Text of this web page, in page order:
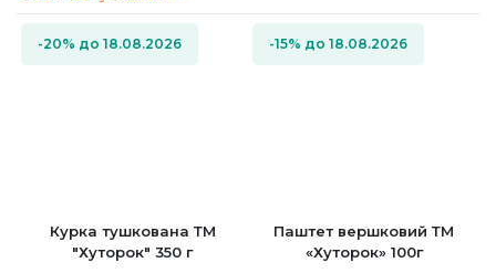
-20% до 18.08.2026
Курка тушкована ТМ
"Хуторок" 350 г
-15% до 18.08.2026
Паштет вершковий ТМ
«Хуторок» 100г